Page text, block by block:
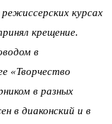
курсах
крещение.
в
«Творчество
в разных
в диаконский и в